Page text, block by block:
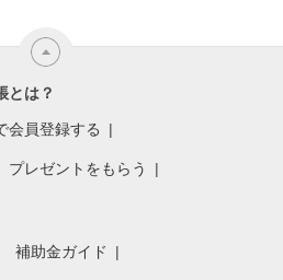
とは？
会員登録する
プレゼントをもらう
補助金ガイド